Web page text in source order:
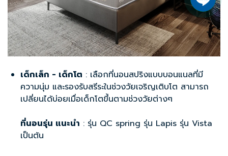
เด็กเล็ก - เด็กโต : เลือกที่นอนสปริงแบบบอนแนลที่มี
ความนุ่ม และรองรับสรีระในช่วงวัยเจริญเติบโต สามารถ
เปลี่ยนได้บ่อยเมื่อเด็กโตขึ้นตามช่วงวัยต่างๆ
ที่นอนรุ่น แนะนำ : รุ่น QC spring รุ่น Lapis รุ่น Vista
เป็นต้น